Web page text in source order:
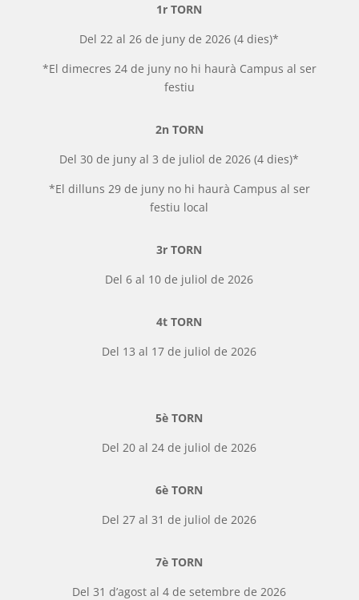
1r TORN
Del 22 al 26 de juny de 2026 (4 dies)*
*El dimecres 24 de juny no hi haurà Campus al ser
festiu
2n TORN
Del 30 de juny al 3 de juliol de 2026 (4 dies)*
*El dilluns 29 de juny no hi haurà Campus al ser
festiu local
3r TORN
Del 6 al 10 de juliol de 2026
4t TORN
Del 13 al 17 de juliol de 2026
5è TORN
Del 20 al 24 de juliol de 2026
6è TORN
Del 27 al 31 de juliol de 2026
7è TORN
Del 31 d’agost al 4 de setembre de 2026